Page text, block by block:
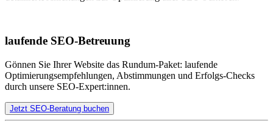
laufende SEO-Betreuung
Gönnen Sie Ihrer Website das Rundum-Paket: laufende
Optimierungsempfehlungen, Abstimmungen und Erfolgs-Checks
durch unsere SEO-Expert:innen.
Jetzt SEO-Beratung buchen